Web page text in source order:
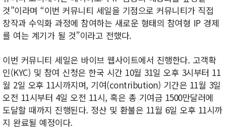
것”이라며 “이번 커뮤니티 세일을 기점으로 커뮤니티가 직접
창작과 수익화 과정에 참여하는 새로운 형태의 참여형 IP 경제
를 여는 계기가 될 것”이라고 전했다.
이번 커뮤니티 세일은 바이브 웹사이트에서 진행한다. 고객확
인(KYC) 및 참여 신청은 한국 시간 10월 31일 오후 3시부터 11
월 2일 오후 11시까지며, 기여(contribution) 기간은 11월 3일
오전 11시부터 4일 오전 11시, 혹은 총 기여금 1500만달러에
도달할 때까지 진행된다. 정산 및 환불은 11월 6일 오후 11시까
지 완료될 예정이다.